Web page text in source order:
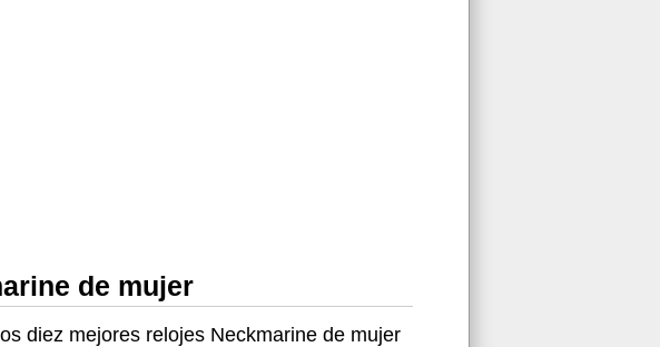
de mujer
diez mejores relojes Neckmarine de mujer